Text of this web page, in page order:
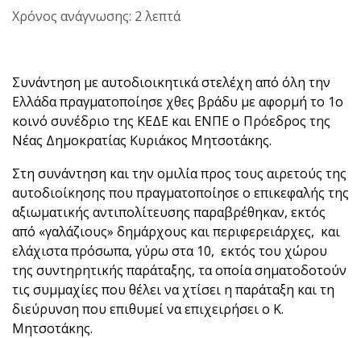
Χρόνος ανάγνωσης: 2 λεπτά
Συνάντηση με αυτοδιοικητικά στελέχη από όλη την
Ελλάδα πραγματοποίησε χθες βράδυ με αφορμή το 1ο
κοινό συνέδριο της ΚΕΔΕ και ΕΝΠΕ ο Πρόεδρος της
Νέας Δημοκρατίας Κυριάκος Μητσοτάκης.
Στη συνάντηση και την ομιλία προς τους αιρετούς της
αυτοδιοίκησης που πραγματοποίησε ο επικεφαλής της
αξιωματικής αντιπολίτευσης παραβρέθηκαν, εκτός
από «γαλάζιους» δημάρχους και περιφερειάρχες, και
ελάχιστα πρόσωπα, γύρω στα 10, εκτός του χώρου
της συντηρητικής παράταξης, τα οποία σηματοδοτούν
τις συμμαχίες που θέλει να χτίσει η παράταξη και τη
διεύρυνση που επιθυμεί να επιχειρήσει ο Κ.
Μητσοτάκης.